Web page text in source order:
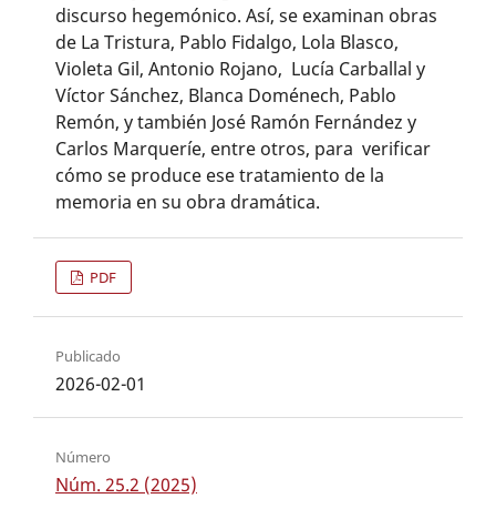
discurso hegemónico. Así, se examinan obras
de La Tristura, Pablo Fidalgo, Lola Blasco,
Violeta Gil, Antonio Rojano, Lucía Carballal y
Víctor Sánchez, Blanca Doménech, Pablo
Remón, y también José Ramón Fernández y
Carlos Marqueríe, entre otros, para verificar
cómo se produce ese tratamiento de la
memoria en su obra dramática.
PDF
Publicado
2026-02-01
Número
Núm. 25.2 (2025)